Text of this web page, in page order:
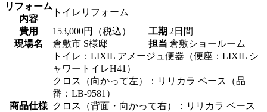
リフォーム
内容
トイレリフォーム
費用
153,000円（税込） 工期 2日間
現場名
倉敷市 S様邸 担当 倉敷ショールーム
商品仕様
トイレ：LIXIL アメージュ便器（便座：LIXIL シ
ャワートイレH41）
クロス（向かって左）：リリカラ ベース（品
番：LB-9581）
クロス（背面・向かって右）：リリカラ ベース